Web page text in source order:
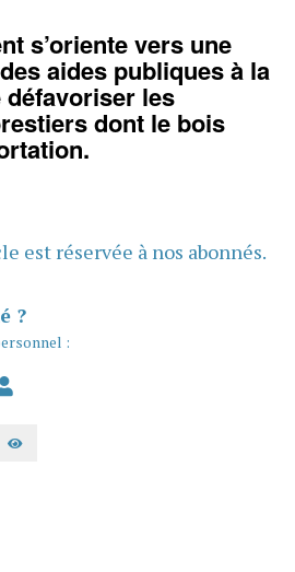
s’oriente vers une
aides publiques à la
défavoriser les
dont le bois
est réservée à nos abonnés.
?
:
AFFICHER LE MOT DE PASSE